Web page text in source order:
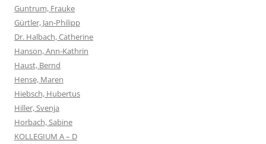
Guntrum, Frauke
Gürtler, Jan-Philipp
Dr. Halbach, Catherine
Hanson, Ann-Kathrin
Haust, Bernd
Hense, Maren
Hiebsch, Hubertus
Hiller, Svenja
Horbach, Sabine
KOLLEGIUM A – D